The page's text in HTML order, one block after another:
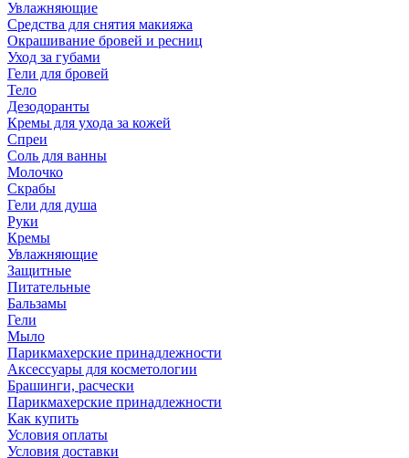
Увлажняющие
Средства для снятия макияжа
Окрашивание бровей и ресниц
Уход за губами
Гели для бровей
Тело
Дезодоранты
Кремы для ухода за кожей
Спреи
Соль для ванны
Молочко
Скрабы
Гели для душа
Руки
Кремы
Увлажняющие
Защитные
Питательные
Бальзамы
Гели
Мыло
Парикмахерские принадлежности
Аксессуары для косметологии
Брашинги, расчески
Парикмахерские принадлежности
Как купить
Условия оплаты
Условия доставки